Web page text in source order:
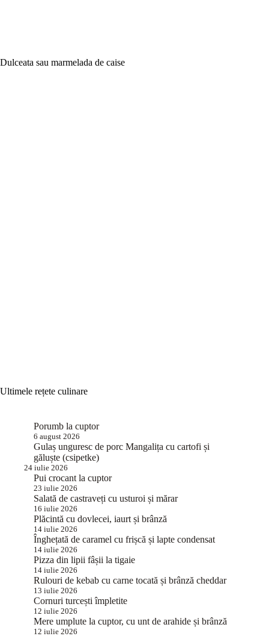
Dulceata sau marmelada de caise
Ultimele rețete culinare
Porumb la cuptor
6 august 2026
Gulaș unguresc de porc Mangalița cu cartofi și
găluște (csipetke)
24 iulie 2026
Pui crocant la cuptor
23 iulie 2026
Salată de castraveți cu usturoi și mărar
16 iulie 2026
Plăcintă cu dovlecei, iaurt și brânză
14 iulie 2026
Înghețată de caramel cu frișcă și lapte condensat
14 iulie 2026
Pizza din lipii fâșii la tigaie
14 iulie 2026
Rulouri de kebab cu carne tocată și brânză cheddar
13 iulie 2026
Cornuri turcești împletite
12 iulie 2026
Mere umplute la cuptor, cu unt de arahide și brânză
12 iulie 2026